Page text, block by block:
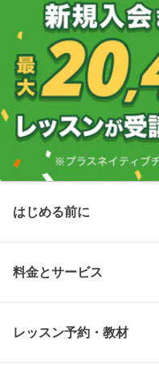
はじめる前に
料金とサービス
レッスン予約・教材